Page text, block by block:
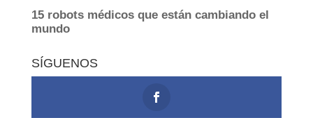
SÍGUENOS